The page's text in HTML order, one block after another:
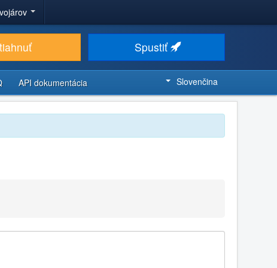
Spustiť
API dokumentácia Slovenčina